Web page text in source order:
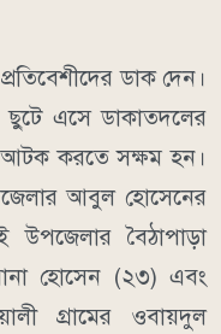
ডাক দেন।
এসে ডাকাতদলের
করতে সক্ষম হন।
আবুল হোসেনের
বৈঠাপাড়া
রানা হোসেন (২৩) এবং
গ্রামের ওবায়দুল